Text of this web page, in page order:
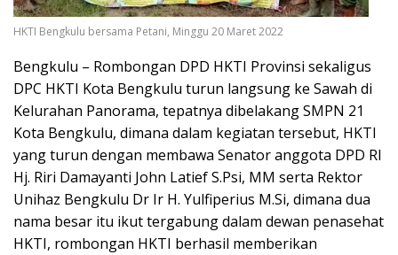
HKTI Bengkulu bersama Petani, Minggu 20 Maret 2022
Bengkulu – Rombongan DPD HKTI Provinsi sekaligus
DPC HKTI Kota Bengkulu turun langsung ke Sawah di
Kelurahan Panorama, tepatnya dibelakang SMPN 21
Kota Bengkulu, dimana dalam kegiatan tersebut, HKTI
yang turun dengan membawa Senator anggota DPD RI
Hj. Riri Damayanti John Latief S.Psi, MM serta Rektor
Unihaz Bengkulu Dr Ir H. Yulfiperius M.Si, dimana dua
nama besar itu ikut tergabung dalam dewan penasehat
HKTI, rombongan HKTI berhasil memberikan